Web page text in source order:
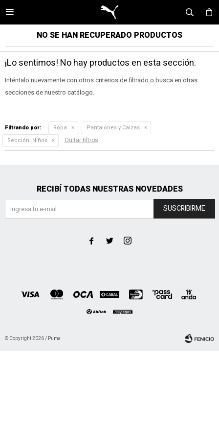

NO SE HAN RECUPERADO PRODUCTOS
¡Lo sentimos! No hay productos en esta sección.
Inténtalo nuevamente con otros criterios de filtrado o busca en otras
secciones de nuestro catálogo.
Filtrando por: Ropa
Pantalones y Calzas
Sección: Niños Quitar filtros
RECIBÍ TODAS NUESTRAS NOVEDADES
SUSCRIBIRME
  
© Copyright 2026 / Puma